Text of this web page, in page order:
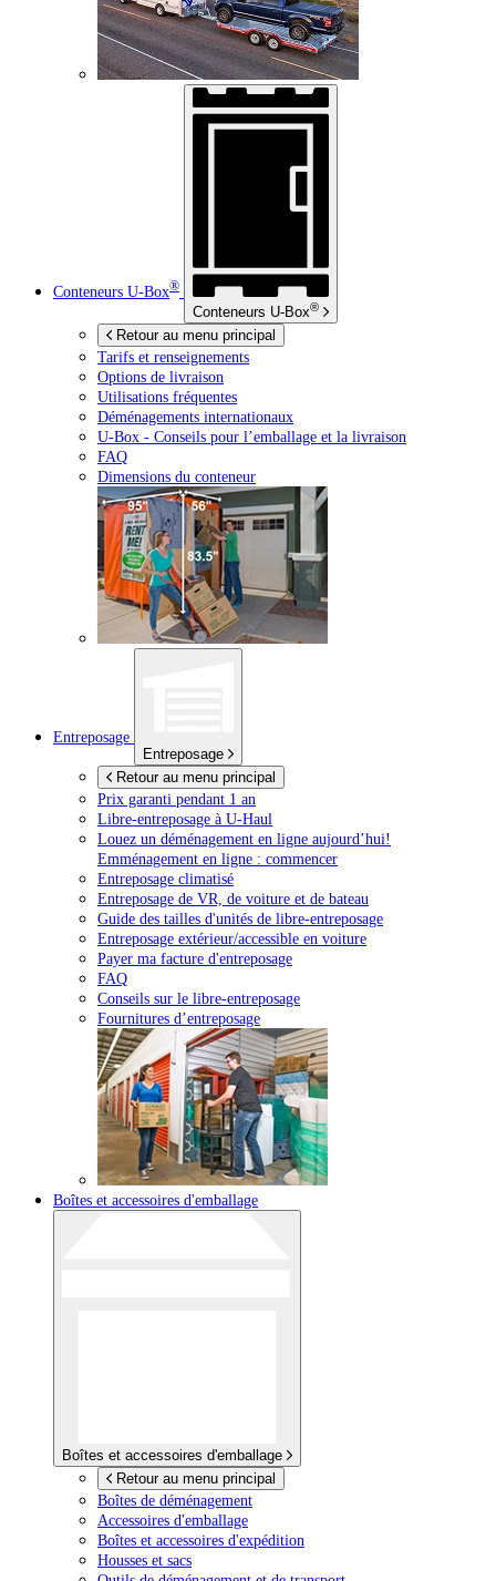
Conteneurs U-Box®
Conteneurs U-Box®
Retour au menu principal
Tarifs et renseignements
Options de livraison
Utilisations fréquentes
Déménagements internationaux
U-Box - Conseils pour l’emballage et la livraison
FAQ
Dimensions du conteneur
Entreposage
Entreposage
Retour au menu principal
Prix garanti pendant 1 an
Libre-entreposage à U-Haul
Louez un déménagement en ligne aujourd’hui!
Emménagement en ligne : commencer
Entreposage climatisé
Entreposage de VR, de voiture et de bateau
Guide des tailles d'unités de libre-entreposage
Entreposage extérieur/accessible en voiture
Payer ma facture d'entreposage
FAQ
Conseils sur le libre-entreposage
Fournitures d’entreposage
Boîtes et accessoires d'emballage
Boîtes et accessoires d'emballage
Retour au menu principal
Boîtes de déménagement
Accessoires d'emballage
Boîtes et accessoires d'expédition
Housses et sacs